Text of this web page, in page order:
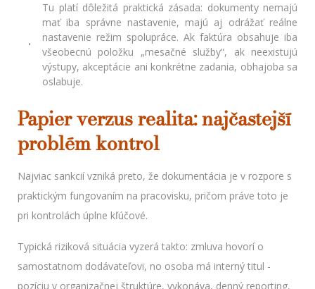
Tu platí dôležitá praktická zásada: dokumenty nemajú
mať iba správne nastavenie, majú aj odrážať reálne
nastavenie režim spolupráce. Ak faktúra obsahuje iba
všeobecnú položku „mesačné služby“, ak neexistujú
výstupy, akceptácie ani konkrétne zadania, obhajoba sa
oslabuje.
Papier verzus realita: najčastejší
problém kontrol
Najviac sankcií vzniká preto, že dokumentácia je v rozpore s
praktickým fungovaním na pracovisku, pričom práve toto je
pri kontrolách úplne kľúčové.
Typická riziková situácia vyzerá takto: zmluva hovorí o
samostatnom dodávateľovi, no osoba má interný titul -
pozíciu v organizačnej štruktúre, vykonáva, denný reporting,